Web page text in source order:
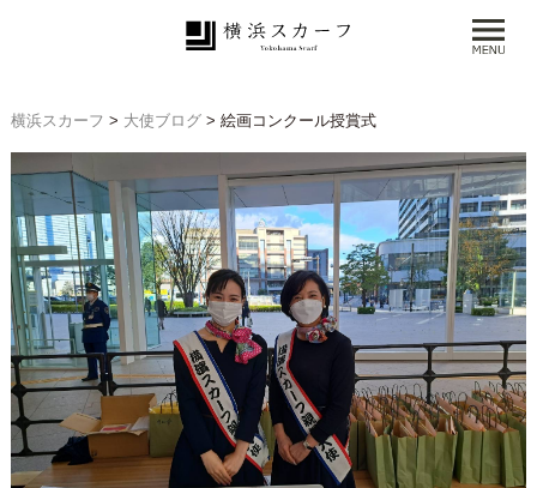
横浜スカーフ > 大使ブログ> 絵画コンクール授賞式